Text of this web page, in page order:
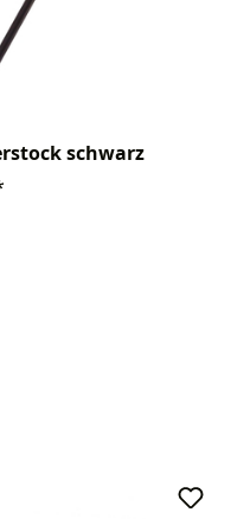
schwarz